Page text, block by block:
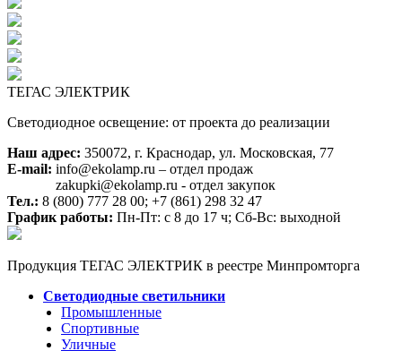
ТЕГАС ЭЛЕКТРИК
Светодиодное освещение: от проекта до реализации
Наш адрес: 350072, г. Краснодар, ул. Московская, 77
E-mail: info@ekolamp.ru – отдел продаж
zakupki@ekolamp.ru - отдел закупок
Тел.: 8 (800) 777 28 00; +7 (861) 298 32 47
График работы: Пн-Пт: с 8 до 17 ч; Сб-Вс: выходной
Продукция ТЕГАС ЭЛЕКТРИК в реестре Минпромторга
Светодиодные светильники
Промышленные
Спортивные
Уличные